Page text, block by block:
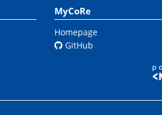
MyCoRe
Homepage
GitHub